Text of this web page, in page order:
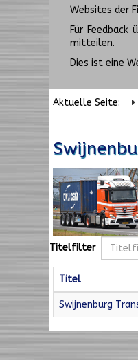
Websites der
Für
mitteilen.
Dies ist eine
Aktuelle Seite:
Titelfilter
Titel
Swijnenburg